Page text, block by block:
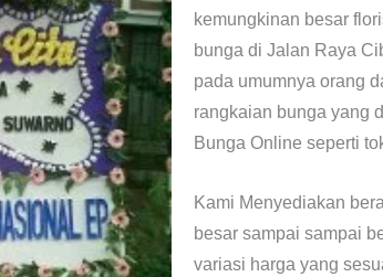
kemungkinan besar
bunga di Jalan Raya
pada umumnya orang
rangkaian bunga yang
Bunga Online seperti
Kami Menyediakan
besar sampai sampai
variasi harga yang